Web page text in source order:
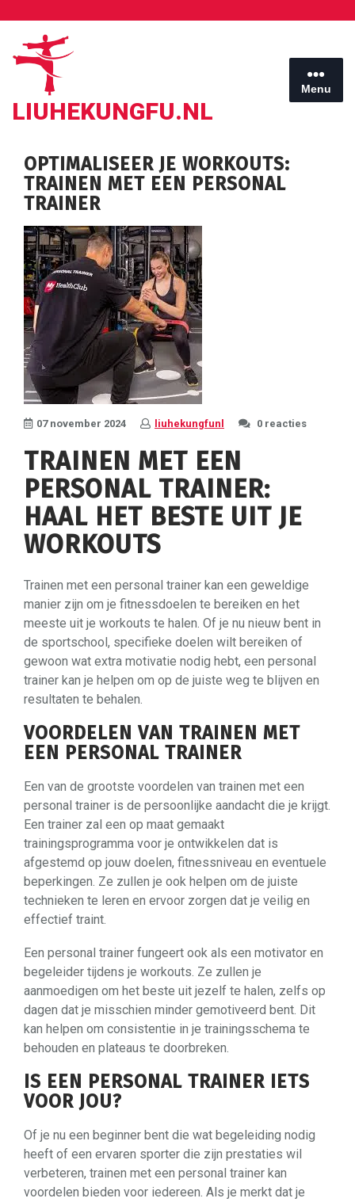
inhoud
LIUHEKUNGFU.NL
Menu
OPTIMALISEER JE WORKOUTS:
TRAINEN MET EEN PERSONAL
TRAINER
07 november 2024 liuhekungfunl 0 reacties
TRAINEN MET EEN
PERSONAL TRAINER:
HAAL HET BESTE UIT JE
WORKOUTS
Trainen met een personal trainer kan een geweldige
manier zijn om je fitnessdoelen te bereiken en het
meeste uit je workouts te halen. Of je nu nieuw bent in
de sportschool, specifieke doelen wilt bereiken of
gewoon wat extra motivatie nodig hebt, een personal
trainer kan je helpen om op de juiste weg te blijven en
resultaten te behalen.
VOORDELEN VAN TRAINEN MET
EEN PERSONAL TRAINER
Een van de grootste voordelen van trainen met een
personal trainer is de persoonlijke aandacht die je krijgt.
Een trainer zal een op maat gemaakt
trainingsprogramma voor je ontwikkelen dat is
afgestemd op jouw doelen, fitnessniveau en eventuele
beperkingen. Ze zullen je ook helpen om de juiste
technieken te leren en ervoor zorgen dat je veilig en
effectief traint.
Een personal trainer fungeert ook als een motivator en
begeleider tijdens je workouts. Ze zullen je
aanmoedigen om het beste uit jezelf te halen, zelfs op
dagen dat je misschien minder gemotiveerd bent. Dit
kan helpen om consistentie in je trainingsschema te
behouden en plateaus te doorbreken.
IS EEN PERSONAL TRAINER IETS
VOOR JOU?
Of je nu een beginner bent die wat begeleiding nodig
heeft of een ervaren sporter die zijn prestaties wil
verbeteren, trainen met een personal trainer kan
voordelen bieden voor iedereen. Als je merkt dat je